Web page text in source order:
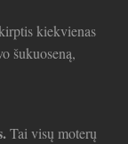
kiekvienas
šukuoseną,
Tai visų moterų